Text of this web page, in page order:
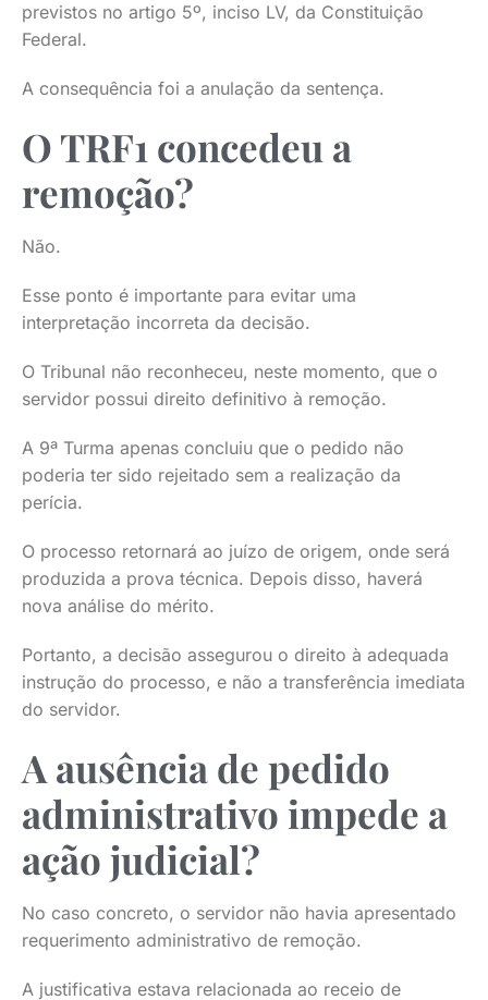
previstos no artigo 5º, inciso LV, da Constituição
Federal.
A consequência foi a anulação da sentença.
O TRF1 concedeu a
remoção?
Não.
Esse ponto é importante para evitar uma
interpretação incorreta da decisão.
O Tribunal não reconheceu, neste momento, que o
servidor possui direito definitivo à remoção.
A 9ª Turma apenas concluiu que o pedido não
poderia ter sido rejeitado sem a realização da
perícia.
O processo retornará ao juízo de origem, onde será
produzida a prova técnica. Depois disso, haverá
nova análise do mérito.
Portanto, a decisão assegurou o direito à adequada
instrução do processo, e não a transferência imediata
do servidor.
A ausência de pedido
administrativo impede a
ação judicial?
No caso concreto, o servidor não havia apresentado
requerimento administrativo de remoção.
A justificativa estava relacionada ao receio de